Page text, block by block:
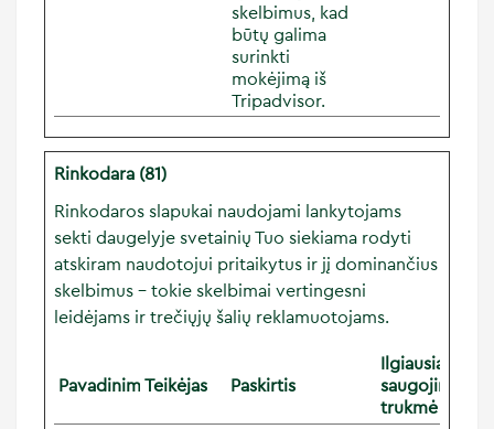
skelbimus, kad
būtų galima
surinkti
mokėjimą iš
Tripadvisor.
Rinkodara (81)
Rinkodaros slapukai naudojami lankytojams
sekti daugelyje svetainių Tuo siekiama rodyti
atskiram naudotojui pritaikytus ir jį dominančius
skelbimus – tokie skelbimai vertingesni
leidėjams ir trečiųjų šalių reklamuotojams.
PavadinimasTeikėjas Paskirtis
Ilgiausia
saugojimo
trukmė